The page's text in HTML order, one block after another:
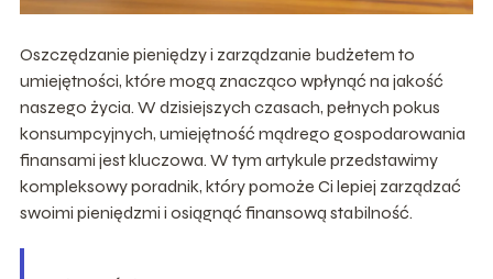
Oszczędzanie pieniędzy i zarządzanie budżetem to
umiejętności, które mogą znacząco wpłynąć na jakość
naszego życia. W dzisiejszych czasach, pełnych pokus
konsumpcyjnych, umiejętność mądrego gospodarowania
finansami jest kluczowa. W tym artykule przedstawimy
kompleksowy poradnik, który pomoże Ci lepiej zarządzać
swoimi pieniędzmi i osiągnąć finansową stabilność.